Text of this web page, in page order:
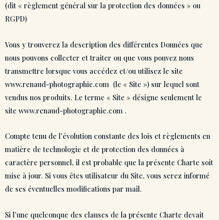
(dit « règlement général sur la protection des données » ou
RGPD)
Vous y trouverez la description des différentes Données que
nous pouvons collecter et traiter ou que vous pouvez nous
transmettre lorsque vous accédez et/ou utilisez le site
www.renaud-photographie.com (le « Site ») sur lequel sont
vendus nos produits. Le terme « Site » désigne seulement le
site www.renaud-photographie.com .
Compte tenu de l’évolution constante des lois et règlements en
matière de technologie et de protection des données à
caractère personnel, il est probable que la présente Charte soit
mise à jour. Si vous êtes utilisateur du Site, vous serez informé
de ses éventuelles modifications par mail.
Si l’une quelconque des clauses de la présente Charte devait